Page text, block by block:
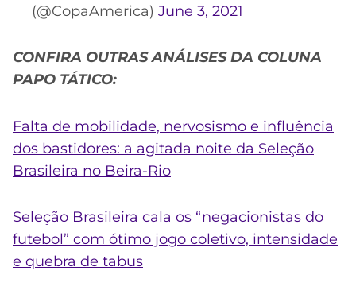
(@CopaAmerica) June 3, 2021
CONFIRA OUTRAS ANÁLISES DA COLUNA
PAPO TÁTICO:
Falta de mobilidade, nervosismo e influência
dos bastidores: a agitada noite da Seleção
Brasileira no Beira-Rio
Seleção Brasileira cala os “negacionistas do
futebol” com ótimo jogo coletivo, intensidade
e quebra de tabus